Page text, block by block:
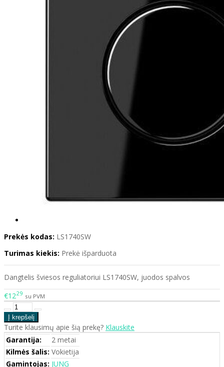
Prekės kodas: LS1740SW
Turimas kiekis: Prekė išparduota
Dangtelis šviesos reguliatoriui LS1740SW, juodos spalvos
€1229 su PVM
Turite klausimų apie šią prekę? Klauskite
Garantija:
2 metai
Kilmės šalis: Vokietija
Gamintojas: JUNG